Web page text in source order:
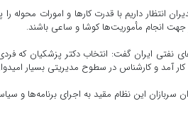
انتظار داریم با قدرت کارها و امورات
جهت انجام مأموریت‌ها کوشا و ساعی باشند.
کار آمد و کارشناس در سطوح مدیریتی بسیار
سربازان این نظام مقید به اجرای برنامه‌ها